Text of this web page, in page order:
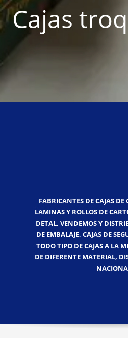
Cajas
FABRICANTES DE CAJAS
LAMINAS Y ROLLOS DE
DETAL, VENDEMOS Y
DE EMBALAJE, CAJAS DE
TODO TIPO DE CAJAS A LA
DE DIFERENTE MATERIAL,